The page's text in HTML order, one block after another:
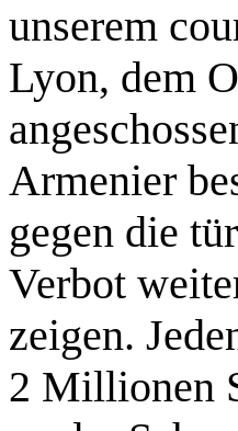
unserem
Lyon, dem
Armenier
gegen die
Verbot
zeigen.
2 Millionen